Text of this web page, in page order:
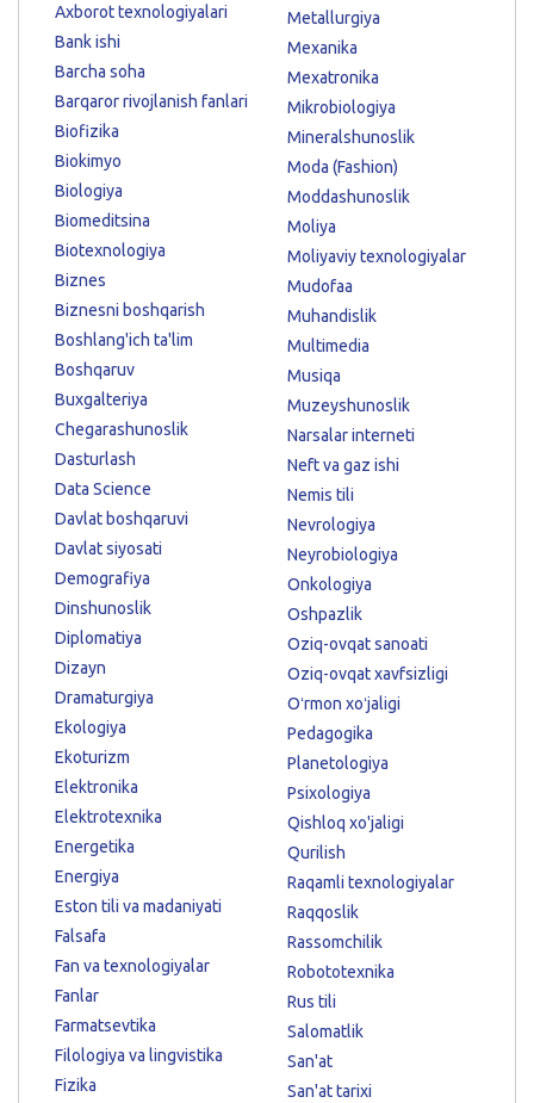
Axborot texnologiyalari
Bank ishi
Barcha soha
Barqaror rivojlanish fanlari
Biofizika
Biokimyo
Biologiya
Biomeditsina
Biotexnologiya
Biznes
Biznesni boshqarish
Boshlang'ich ta'lim
Boshqaruv
Buxgalteriya
Chegarashunoslik
Dasturlash
Data Science
Davlat boshqaruvi
Davlat siyosati
Demografiya
Dinshunoslik
Diplomatiya
Dizayn
Dramaturgiya
Ekologiya
Ekoturizm
Elektronika
Elektrotexnika
Energetika
Energiya
Eston tili va madaniyati
Falsafa
Fan va texnologiyalar
Fanlar
Farmatsevtika
Filologiya va lingvistika
Fizika
Metallurgiya
Mexanika
Mexatronika
Mikrobiologiya
Mineralshunoslik
Moda (Fashion)
Moddashunoslik
Moliya
Moliyaviy texnologiyalar
Mudofaa
Muhandislik
Multimedia
Musiqa
Muzeyshunoslik
Narsalar interneti
Neft va gaz ishi
Nemis tili
Nevrologiya
Neyrobiologiya
Onkologiya
Oshpazlik
Oziq-ovqat sanoati
Oziq-ovqat xavfsizligi
Oʻrmon xoʻjaligi
Pedagogika
Planetologiya
Psixologiya
Qishloq xo'jaligi
Qurilish
Raqamli texnologiyalar
Raqqoslik
Rassomchilik
Robototexnika
Rus tili
Salomatlik
San'at
San'at tarixi